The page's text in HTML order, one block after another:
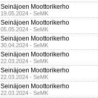
Seinäjoen Moottorikerho
19.05.2024 - SeMK
Seinäjoen Moottorikerho
05.05.2024 - SeMK
Seinäjoen Moottorikerho
30.04.2024 - SeMK
Seinäjoen Moottorikerho
22.03.2024 - SeMK
Seinäjoen Moottorikerho
22.03.2024 - SeMK
Seinäjoen Moottorikerho
22.03.2024 - SeMK